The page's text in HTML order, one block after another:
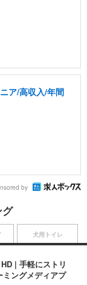
ア/高収入/年間
by
| 手軽にストリ
ングメディアプ
犬用トイレ